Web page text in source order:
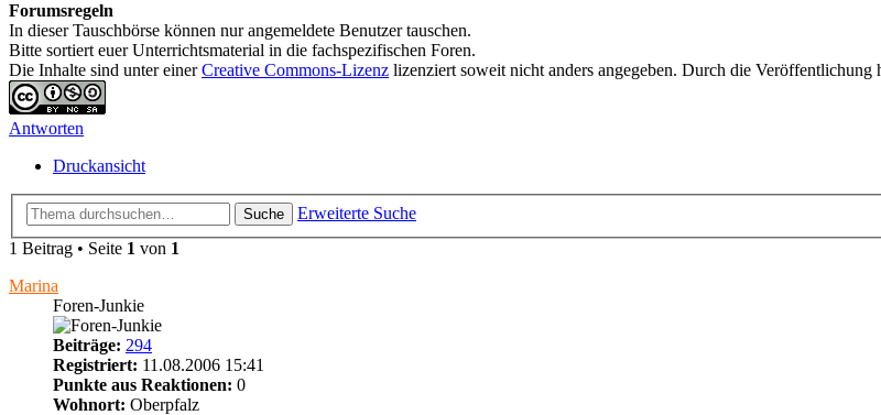
Forumsregeln
In dieser Tauschbörse können nur angemeldete Benutzer tauschen.
Bitte sortiert euer Unterrichtsmaterial in die fachspezifischen Foren.
Die Inhalte sind unter einerCreative Commons-Lizenz lizenziert soweit nicht anders angegeben. Durch die
Antworten
Druckansicht
Suche
Erweiterte Suche
1 Beitrag • Seite 1 von 1
Marina
Foren-Junkie
Beiträge: 294
Registriert: 11.08.2006 15:41
Punkte aus Reaktionen: 0
Wohnort: Oberpfalz